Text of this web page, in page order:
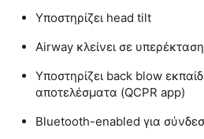
Υποστηρίζει head tilt
Airway κλείνει σε
Υποστηρίζει back blow
αποτελέσματα (QCPR app)
Bluetooth-enabled για